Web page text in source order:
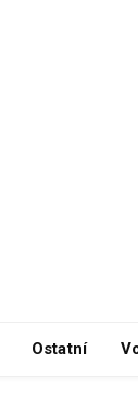
Ostatní